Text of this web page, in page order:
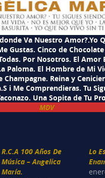
Va Nuestro Amor?.Yo
Gustas. Cinco de
Por Nosotros. El Amor
Paloma. El Hombre de Mi
Champagne. Reina y
i Me Comprendieras. Tu
Una Sopita de Tu
MDV
R.C.A 100 Años De
Música – Angelica
María.
Lo